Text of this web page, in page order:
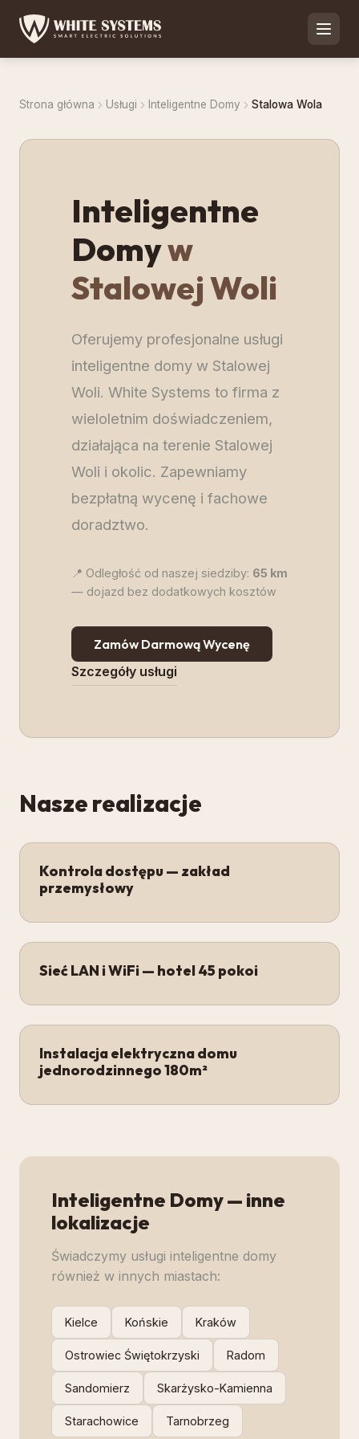
Strona główna Usługi Inteligentne Domy Stalowa Wola
Inteligentne
Domyw
Stalowej Woli
Oferujemy profesjonalne usługi
inteligentne domy w Stalowej
Woli. White Systems to firma z
wieloletnim doświadczeniem,
działająca na terenie Stalowej
Woli i okolic. Zapewniamy
bezpłatną wycenę i fachowe
doradztwo.
📍 Odległość od naszej siedziby: 65 km
— dojazd bez dodatkowych kosztów
Zamów Darmową Wycenę
Szczegóły usługi
Nasze realizacje
Kontrola dostępu — zakład
przemysłowy
Sieć LAN i WiFi — hotel 45 pokoi
Instalacja elektryczna domu
jednorodzinnego 180m²
Inteligentne Domy— inne
lokalizacje
Świadczymy usługi inteligentne domy
również w innych miastach:
Kielce Końskie Kraków
Ostrowiec Świętokrzyski Radom
Sandomierz Skarżysko-Kamienna
Starachowice Tarnobrzeg